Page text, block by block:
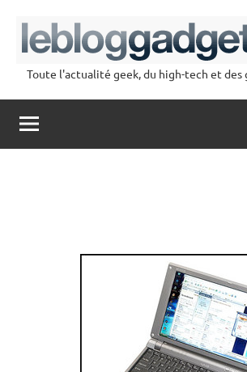
contenu
lebloggadget
Toute l'actualité geek, du high-tech et des